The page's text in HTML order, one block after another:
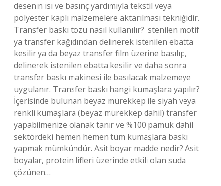
desenin ısı ve basınç yardımıyla tekstil veya
polyester kaplı malzemelere aktarılması tekniğidir.
Transfer baskı tozu nasıl kullanılır? İstenilen motif
ya transfer kağıdından delinerek istenilen ebatta
kesilir ya da beyaz transfer film üzerine basılıp,
delinerek istenilen ebatta kesilir ve daha sonra
transfer baskı makinesi ile basılacak malzemeye
uygulanır. Transfer baskı hangi kumaşlara yapılır?
İçerisinde bulunan beyaz mürekkep ile siyah veya
renkli kumaşlara (beyaz mürekkep dahil) transfer
yapabilmenize olanak tanır ve %100 pamuk dahil
sektördeki hemen hemen tüm kumaşlara baskı
yapmak mümkündür. Asit boyar madde nedir? Asit
boyalar, protein lifleri üzerinde etkili olan suda
çözünen…